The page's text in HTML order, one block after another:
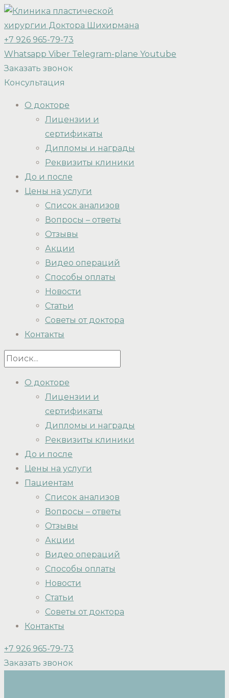
+7 926 965-79-73
Whatsapp Viber Telegram-plane Youtube
Заказать звонок
Консультация
О докторе
Лицензии и
сертификаты
Дипломы и награды
Реквизиты клиники
До и после
Цены на услуги
Список анализов
Вопросы – ответы
Отзывы
Акции
Видео операций
Способы оплаты
Новости
Статьи
Советы от доктора
Контакты
О докторе
Лицензии и
сертификаты
Дипломы и награды
Реквизиты клиники
До и после
Цены на услуги
Пациентам
Список анализов
Вопросы – ответы
Отзывы
Акции
Видео операций
Способы оплаты
Новости
Статьи
Советы от доктора
Контакты
+7 926 965-79-73
Заказать звонок